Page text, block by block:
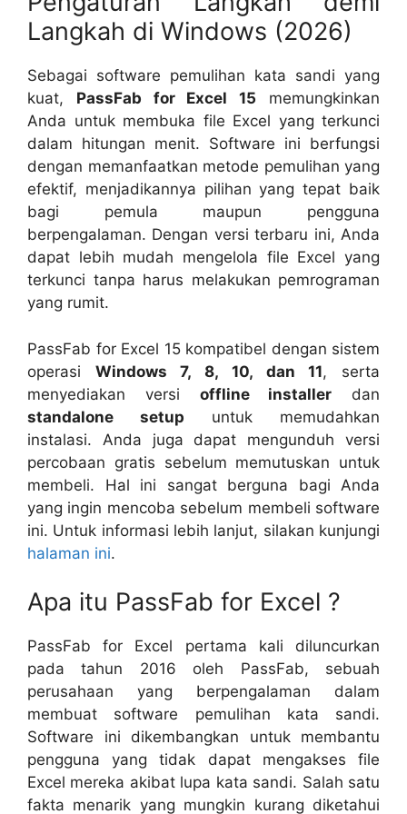
Langkah di Windows (2026)
Sebagai software pemulihan kata sandi yang
kuat, PassFab for Excel 15 memungkinkan
Anda untuk membuka file Excel yang terkunci
dalam hitungan menit. Software ini berfungsi
dengan memanfaatkan metode pemulihan yang
efektif, menjadikannya pilihan yang tepat baik
bagi pemula maupun pengguna
berpengalaman. Dengan versi terbaru ini, Anda
dapat lebih mudah mengelola file Excel yang
terkunci tanpa harus melakukan pemrograman
yang rumit.
PassFab for Excel 15 kompatibel dengan sistem
operasi Windows 7, 8, 10, dan 11, serta
menyediakan versi offline installer dan
standalone setup untuk memudahkan
instalasi. Anda juga dapat mengunduh versi
percobaan gratis sebelum memutuskan untuk
membeli. Hal ini sangat berguna bagi Anda
yang ingin mencoba sebelum membeli software
ini. Untuk informasi lebih lanjut, silakan kunjungi
halaman ini.
Apa itu PassFab for Excel ?
PassFab for Excel pertama kali diluncurkan
pada tahun 2016 oleh PassFab, sebuah
perusahaan yang berpengalaman dalam
membuat software pemulihan kata sandi.
Software ini dikembangkan untuk membantu
pengguna yang tidak dapat mengakses file
Excel mereka akibat lupa kata sandi. Salah satu
fakta menarik yang mungkin kurang diketahui